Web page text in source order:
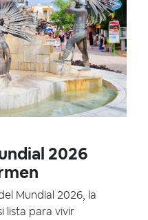
2026
Mundial 2026, la
lista para vivir